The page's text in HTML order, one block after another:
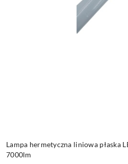
Lampa hermetyczna liniowa płaska
7000lm